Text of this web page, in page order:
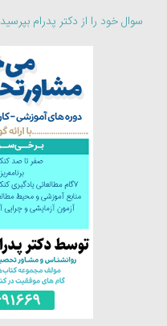
سوال خود را از دکتر پدرام بپرسید